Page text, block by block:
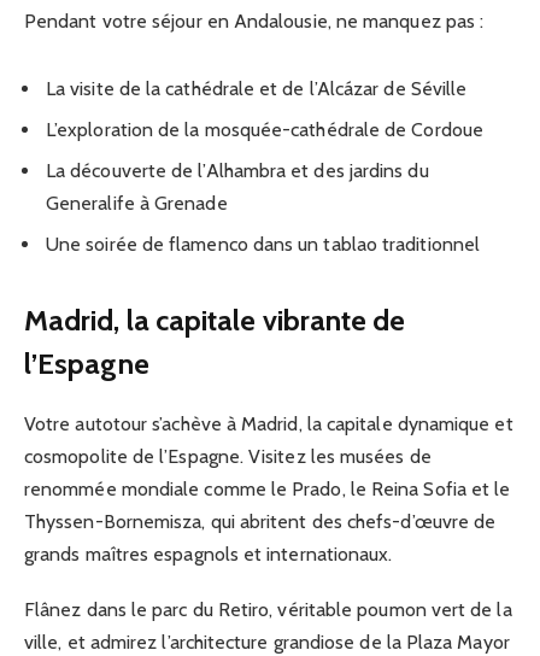
Pendant votre séjour en Andalousie, ne manquez pas :
La visite de la cathédrale et de l’Alcázar de Séville
L’exploration de la mosquée-cathédrale de Cordoue
La découverte de l’Alhambra et des jardins du
Generalife à Grenade
Une soirée de flamenco dans un tablao traditionnel
Madrid, la capitale vibrante de
l’Espagne
Votre autotour s’achève à Madrid, la capitale dynamique et
cosmopolite de l’Espagne. Visitez les musées de
renommée mondiale comme le Prado, le Reina Sofia et le
Thyssen-Bornemisza, qui abritent des chefs-d’œuvre de
grands maîtres espagnols et internationaux.
Flânez dans le parc du Retiro, véritable poumon vert de la
ville, et admirez l’architecture grandiose de la Plaza Mayor